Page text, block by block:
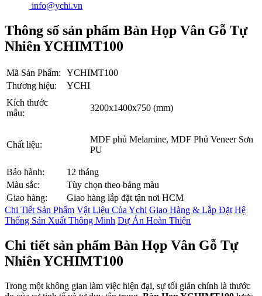
info@ychi.vn
Thông số sản phẩm Bàn Họp Vân Gỗ Tự
Nhiên YCHIMT100
Mã Sản Phẩm:
YCHIMT100
Thương hiệu:
YCHI
Kích thước
mẫu:
3200x1400x750 (mm)
Chất liệu:
MDF phủ Melamine, MDF Phủ Veneer Sơn
PU
Bảo hành:
12 tháng
Màu sắc:
Tùy chọn theo bảng màu
Giao hàng:
Giao hàng lắp đặt tận nơi HCM
Chi Tiết Sản Phẩm Vật Liệu Của Ychi Giao Hàng & Lắp Đặt Hệ
Thống Sản Xuất Thông Minh Dự Án Hoàn Thiện
Chi tiết sản phẩm Bàn Họp Vân Gỗ Tự
Nhiên YCHIMT100
Trong một không gian làm việc hiện đại, sự tối giản chính là thước